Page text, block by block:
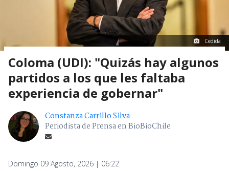
Cedida
Coloma (UDI): "Quizás hay algunos
partidos a los que les faltaba
experiencia de gobernar"
Constanza Carrillo Silva
Periodista de Prensa en BioBioChile
Domingo 09 Agosto, 2026 | 06:22